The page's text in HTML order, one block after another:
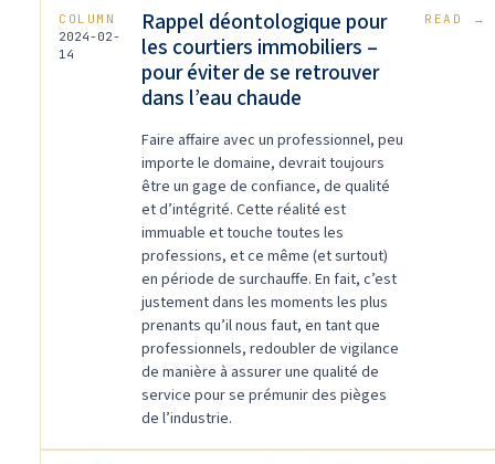
COLUMN
2024-02-
14
Rappel déontologique pour
les courtiers immobiliers –
pour éviter de se retrouver
dans l’eau chaude
READ →
Faire affaire avec un professionnel, peu
importe le domaine, devrait toujours
être un gage de confiance, de qualité
et d’intégrité. Cette réalité est
immuable et touche toutes les
professions, et ce même (et surtout)
en période de surchauffe. En fait, c’est
justement dans les moments les plus
prenants qu’il nous faut, en tant que
professionnels, redoubler de vigilance
de manière à assurer une qualité de
service pour se prémunir des pièges
de l’industrie.